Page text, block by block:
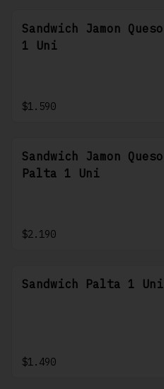
Sandwich Jamon Queso
1 Uni
$1.590
Sandwich Jamon Queso
Palta 1 Uni
$2.190
Sandwich Palta 1 Uni
$1.490